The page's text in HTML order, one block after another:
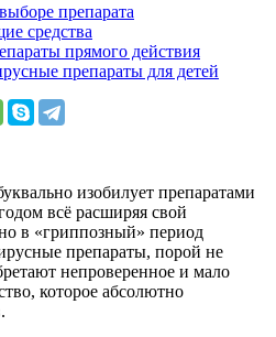
препарата
средства
прямого действия
препараты для детей
изобилует препаратами
всё расширяя свой
в «гриппозный» период
препараты, порой не
непроверенное и мало
которое абсолютно